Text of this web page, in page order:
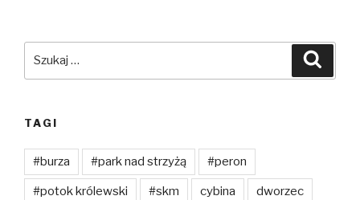
TAGI
#burza #park nad strzyżą #peron
#potok królewski #skm cybina dworzec